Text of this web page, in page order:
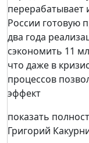
перерабатывает
России готовую
два года
сэкономить 11
что даже в
процессов
эффект
показать
Григорий